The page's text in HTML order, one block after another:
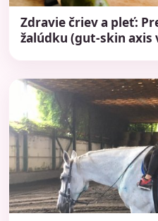
Zdravie čriev a pleť:
žalúdku (gut-skin axis